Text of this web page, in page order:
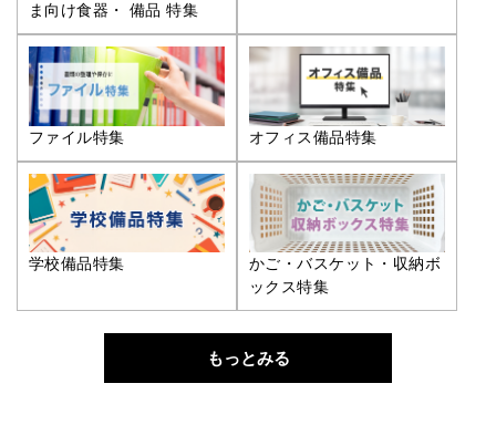
ま向け食器・ 備品 特集
ファイル特集 オフィス備品特集
学校備品特集
かご・バスケット・収納ボ
ックス特集
もっとみる